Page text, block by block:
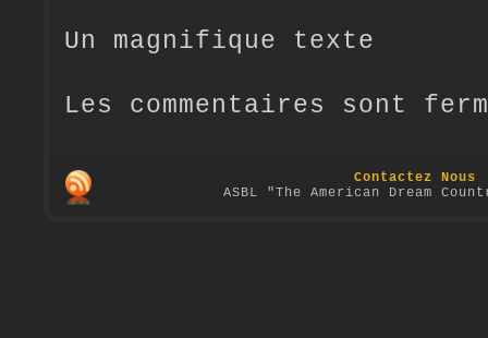
Un magnifique texte
Les commentaires sont
Contactez Nous
ASBL "The American Dream